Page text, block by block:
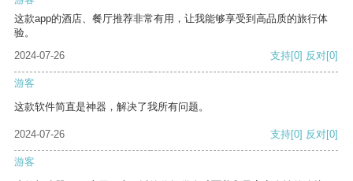
这款app的酒店、餐厅推荐非常有用，让我能够享受到高品质的旅行体
验。
2024-07-26
支持[0] 反对[0]
游客
这款软件简直是神器，解决了我所有问题。
2024-07-26 支持[0] 反对[0]
游客